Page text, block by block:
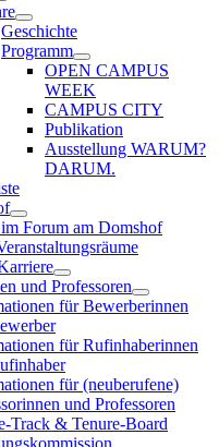
Geschichte
Programm
OPEN CAMPUS
WEEK
CAMPUS CITY
Publikation
Ausstellung WARUM?
DARUM.
Forum am Domshof
und Professoren
für Bewerberinnen
für Rufinhaberinnen
für (neuberufene)
und Professoren
Track & Tenure-Board